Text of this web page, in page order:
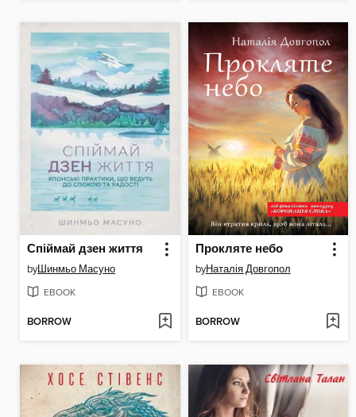
Спіймай дзен життя
byШинмьо Масуно
EBOOK
BORROW
Прокляте небо
byНаталія Довгопол
EBOOK
BORROW